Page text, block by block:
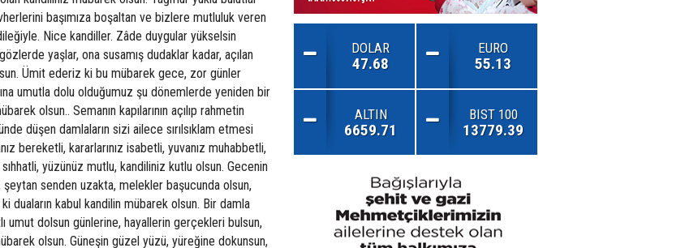
DOLAR
47.68
EURO
55.13
ALTIN
6659.71
BIST 100
13779.39